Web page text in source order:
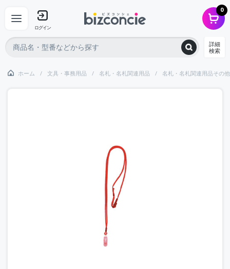
ログイン
0
詳細
検索
ホーム 文具・事務用品 名札・名札関連用品 名札・名札関連用品その他